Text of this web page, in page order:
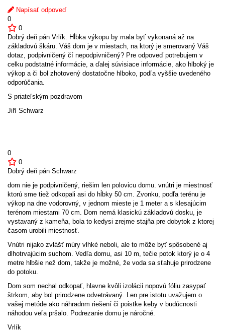
Napísať odpoveď
0
0
Dobrý deň pán Vrlík. Hĺbka výkopu by mala byť vykonaná až na
základovú škáru. Váš dom je v miestach, na ktorý je smerovaný Váš
dotaz, podpivničený čí nepodpivničený? Pre odpoveď potrebujem v
celku podstatné informácie, a ďalej súvisiace informácie, ako hlboký je
výkop a či bol zhotovený dostatočne hlboko, podľa vyššie uvedeného
odporúčania.
S priateľským pozdravom
Jiří Schwarz
0
0
Dobrý deň pán Schwarz
dom nie je podpivničený, riešim len polovicu domu. vnútri je miestnosť
ktorú sme tiež odkopali asi do hĺbky 50 cm. Zvonku, podľa terénu je
výkop na dne vodorovný, v jednom mieste je 1 meter a s klesajúcim
terénom miestami 70 cm. Dom nemá klasickú základovú dosku, je
vystavaný z kameňa, bola to kedysi zrejme stajňa pre dobytok z ktorej
časom urobili miestnosť.
Vnútri nijako zvlášť múry vlhké neboli, ale to môže byť spôsobené aj
dlhotrvajúcim suchom. Vedľa domu, asi 10 m, tečie potok ktorý je o 4
metre hlbšie než dom, takže je možné, že voda sa sťahuje prirodzene
do potoku.
Dom som nechal odkopať, hlavne kvôli izolácii nopovú fóliu zasypať
štrkom, aby bol prirodzene odvetrávaný. Len pre istotu uvažujem o
vašej metóde ako náhradnm riešení či poistke keby v budúcnosti
náhodou veľa pršalo. Podrezanie domu je náročné.
Vrlík